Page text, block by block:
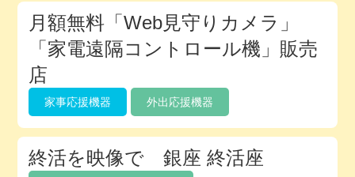
月額無料「Web見守りカメラ」
「家電遠隔コントロール機」販売
店
家事応援機器 外出応援機器
終活を映像で 銀座 終活座